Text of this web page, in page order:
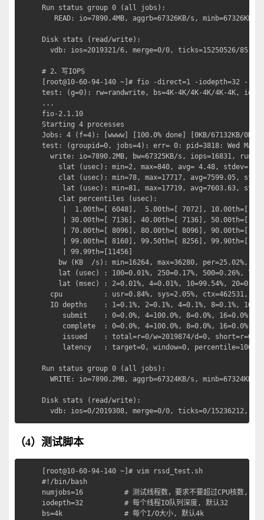
Run status group 0 (all jobs):
READ: io=7890.4MB, aggrb=67326KB/s, minb=67326KB/s,
Disk stats (read/write):
vdb: ios=2019321/6, merge=0/0, ticks=15250526/85,
# 2、写IOPS
[root@10-60-94-140 ~]# fio -direct=1 -iodepth=32 -
test: (g=0): rw=randwrite, bs=4K-4K/4K-4K/4K-4K,
...
fio-2.1.10
Starting 4 processes
Jobs: 4 (f=4): [wwww] [100.0% done] [0KB/67132KB/
test: (groupid=0, jobs=4): err= 0: pid=3818: Wed Mar
write: io=7890.2MB, bw=67325KB/s, iops=16831,
slat (usec): min=2, max=840, avg= 4.48, stdev=
clat (usec): min=78, max=17717, avg=7599.05,
lat (usec): min=81, max=17719, avg=7603.63,
clat percentiles (usec):
|  1.00th=[ 6048],  5.00th=[ 7072], 10.00th=[
| 30.00th=[ 7136], 40.00th=[ 7136], 50.00th=[
| 70.00th=[ 8096], 80.00th=[ 8096], 90.00th=[
| 99.00th=[ 8160], 99.50th=[ 8256], 99.90th=[
| 99.99th=[11456]
bw (KB  /s): min=16264, max=36280, per=25.02%,
lat (usec) : 100=0.01%, 250=0.17%, 500=0.26%,
lat (msec) : 2=0.01%, 4=0.01%, 10=99.54%, 20=0.02%
cpu          : usr=0.84%, sys=2.05%, ctx=462531,
IO depths    : 1=0.1%, 2=0.1%, 4=0.1%, 8=0.1%,
submit    : 0=0.0%, 4=100.0%, 8=0.0%, 16=0.0%,
complete  : 0=0.0%, 4=100.0%, 8=0.0%, 16=0.0%,
issued    : total=r=0/w=2019874/d=0, short=r=0/
latency   : target=0, window=0,
Run status group 0 (all jobs):
WRITE: io=7890.2MB, aggrb=67324KB/s, minb=67324KB/
Disk stats (read/write):
vdb: ios=0/2019308, merge=0/0, ticks=0/15236212,
（4）测试脚本
[root@10-60-94-140 ~]# vim rssd_test.sh
#!/bin/bash
numjobs=16          # 测试线程数，要求不要超过CPU核数, 默
iodepth=32          # 每个线程IO队列深度, 默认32
bs=4k               # 每个I/O大小, 默认4k